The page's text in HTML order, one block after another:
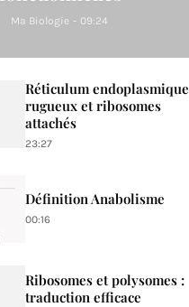
Ma Biologie - 09:24
Réticulum endoplasmique
rugueux et ribosomes
attachés
23:27
Définition Anabolisme
00:16
Ribosomes et polysomes :
traduction efficace